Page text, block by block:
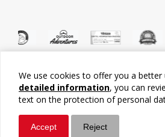
We use cookies to offer you a better
detailed information, you can
text on the protection of personal
Accept Reject
©2026 Tour-